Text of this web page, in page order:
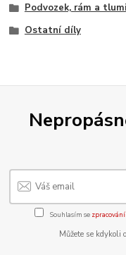
Podvozek, rám a
Ostatní díly
Souhlasím se
Můžete se